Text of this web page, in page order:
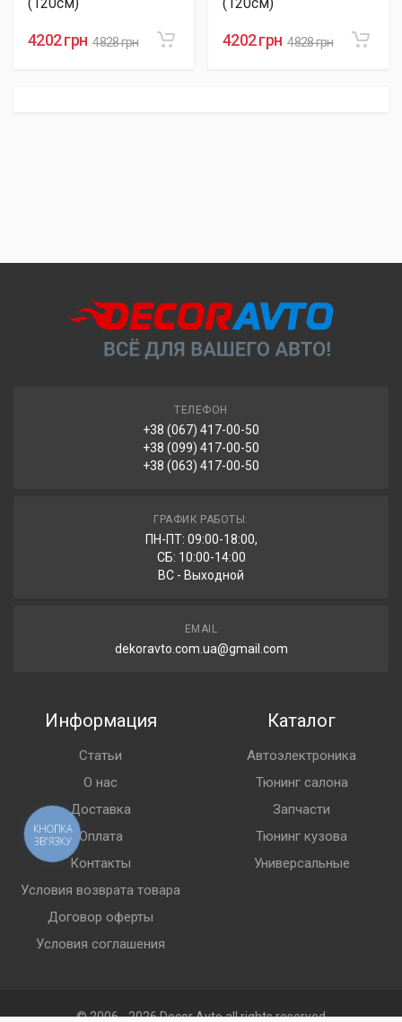
4202 грн 4828 грн 4202 грн 4828 грн
ТЕЛЕФОН
+38 (067) 417-00-50
+38 (099) 417-00-50
+38 (063) 417-00-50
ГРАФИК РАБОТЫ:
ПН-ПТ: 09:00-18:00,
СБ: 10:00-14:00
ВС - Выходной
EMAIL
dekoravto.com.ua@gmail.com
Информация
Статьи
О нас
Доставка
Оплата
Контакты
Условия возврата товара
Договор оферты
Условия соглашения
Каталог
Автоэлектроника
Тюнинг салона
Запчасти
Тюнинг кузова
Универсальные
© 2006 - 2026 Decor Avto all rights reserved
КНОПКА
ЗВ'ЯЗКУ